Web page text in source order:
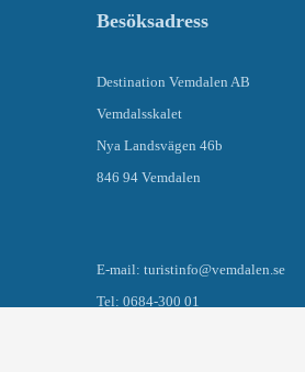
Besöksadress
Destination Vemdalen AB
Vemdalsskalet
Nya Landsvägen 46b
846 94 Vemdalen
E-mail: turistinfo@vemdalen.se
Tel: 0684-300 01